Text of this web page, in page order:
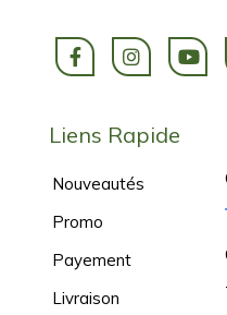
Liens Rapide
Nouveautés
Promo
Payement
Livraison